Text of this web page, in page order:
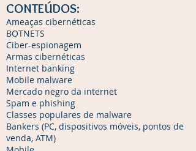
CONTEÚDOS:
Ameaças cibernéticas
BOTNETS
Ciber-espionagem
Armas cibernéticas
Internet banking
Mobile malware
Mercado negro da internet
Spam e phishing
Classes populares de malware
Bankers (PC, dispositivos móveis, pontos de
venda, ATM)